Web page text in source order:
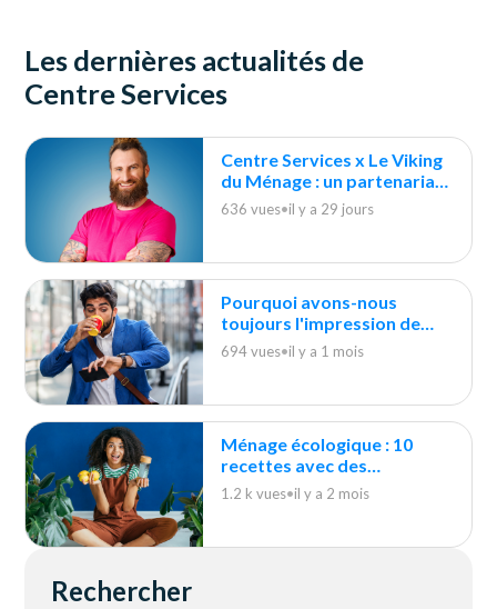
Les dernières actualités de
Centre Services
Centre Services x Le Viking
du Ménage : un partenariat
durable
636 vues•il y a 29 jours
Pourquoi avons-nous
toujours l'impression de
courir après le ménage ?
694 vues•il y a 1 mois
Ménage écologique : 10
recettes avec des
indispensables du quotidien
1.2 k vues•il y a 2 mois
Rechercher